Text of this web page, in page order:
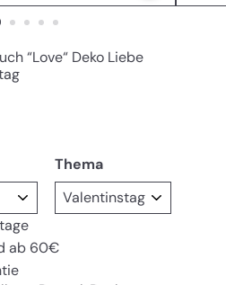
“Love“ Deko Liebe
Thema
ab 60€